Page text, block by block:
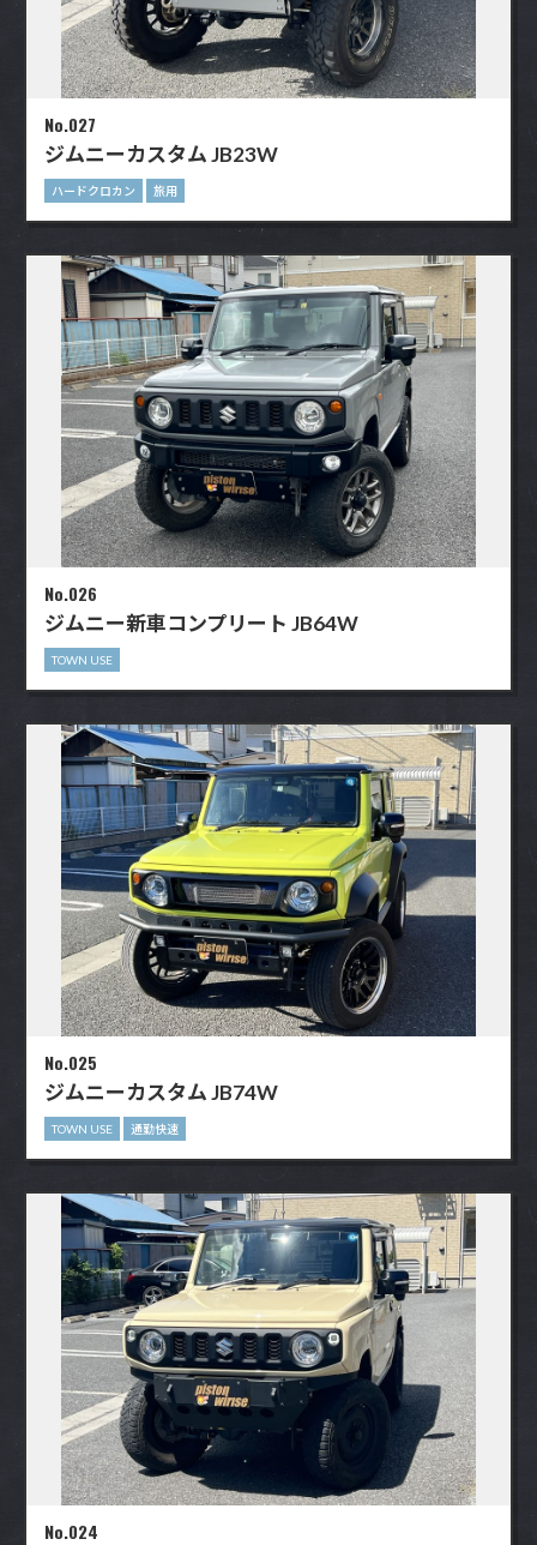
No.027
ジムニーカスタム JB23W
ハードクロカン 旅用
No.026
ジムニー新車コンプリート JB64W
TOWN USE
No.025
ジムニーカスタム JB74W
TOWN USE 通勤快速
No.024